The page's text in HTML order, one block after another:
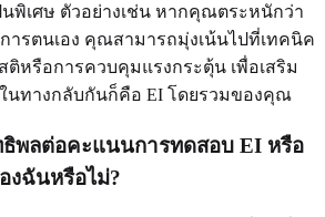
นพิเศษ ตัวอย่างเช่น หากคุณตระหนักว่า
รตนเอง คุณสามารถมุ่งเน้นไปที่เทคนิค
ติหรือการควบคุมแรงกระตุ้น เพื่อเสริม
นทางกลับกันก็คือ EI โดยรวมของคุณ
ธิพลต่อคะแนนการทดสอบ EI หรือ
งฉันหรือไม่?